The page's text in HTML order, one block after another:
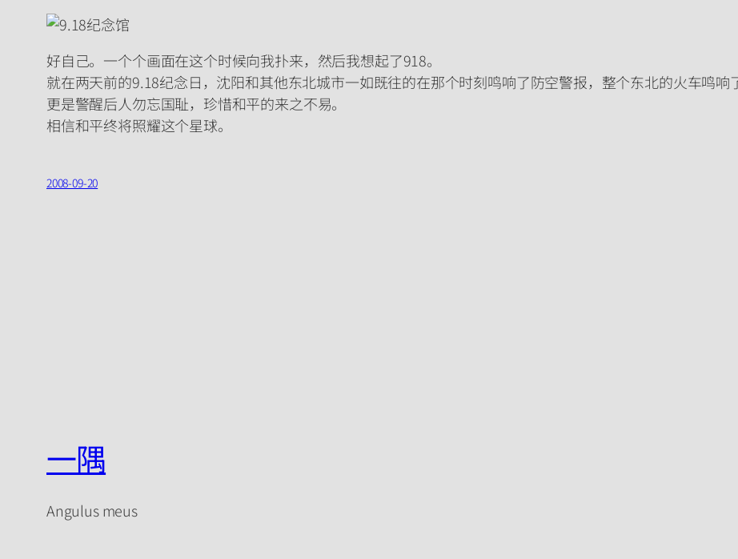
好自己。一个个画面在这个时候向我扑来，然后我想起了918。
就在两天前的9.18纪念日，沈阳和其他东北城市一如既往的在那个时刻鸣响了防空警报，整个东北的火车鸣响
更是警醒后人勿忘国耻，珍惜和平的来之不易。
相信和平终将照耀这个星球。
2008-09-20
一隅
Angulus meus